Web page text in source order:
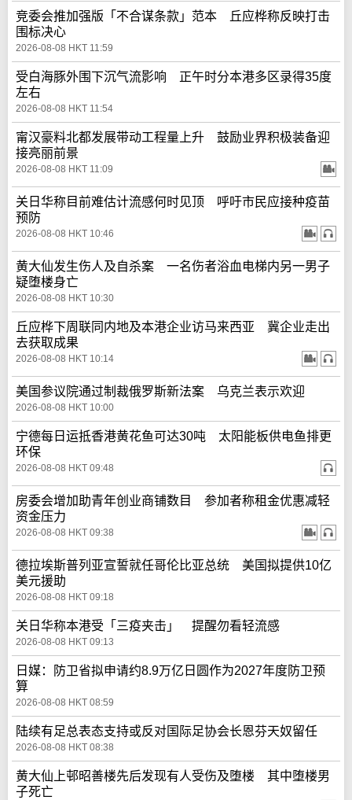
竞委会推加强版「不合谋条款」范本 丘应桦称反映打击
围标决心
2026-08-08 HKT 11:59
受白海豚外围下沉气流影响 正午时分本港多区录得35度
左右
2026-08-08 HKT 11:54
甯汉豪料北都发展带动工程量上升 鼓励业界积极装备迎
接亮丽前景
2026-08-08 HKT 11:09
关日华称目前难估计流感何时见顶 呼吁市民应接种疫苗
预防
2026-08-08 HKT 10:46
黄大仙发生伤人及自杀案 一名伤者浴血电梯内另一男子
疑堕楼身亡
2026-08-08 HKT 10:30
丘应桦下周联同内地及本港企业访马来西亚 冀企业走出
去获取成果
2026-08-08 HKT 10:14
美国参议院通过制裁俄罗斯新法案 乌克兰表示欢迎
2026-08-08 HKT 10:00
宁德每日运抵香港黄花鱼可达30吨 太阳能板供电鱼排更
环保
2026-08-08 HKT 09:48
房委会增加助青年创业商铺数目 参加者称租金优惠减轻
资金压力
2026-08-08 HKT 09:38
德拉埃斯普列亚宣誓就任哥伦比亚总统 美国拟提供10亿
美元援助
2026-08-08 HKT 09:18
关日华称本港受「三疫夹击」 提醒勿看轻流感
2026-08-08 HKT 09:13
日媒：防卫省拟申请约8.9万亿日圆作为2027年度防卫预
算
2026-08-08 HKT 08:59
陆续有足总表态支持或反对国际足协会长恩芬天奴留任
2026-08-08 HKT 08:38
黄大仙上邨昭善楼先后发现有人受伤及堕楼 其中堕楼男
子死亡